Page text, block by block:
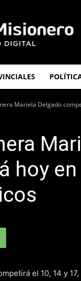
Misionero
Mariela Delgado
hoy
el 10, 14 y